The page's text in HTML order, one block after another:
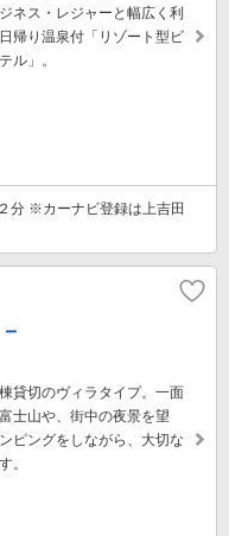
ネス・レジャーと幅広く利
帰り温泉付「リゾート型ビ
ル」。
分 ※カーナビ登録は上吉田
貸切のヴィラタイプ。一面
士山や、街中の夜景を望
ピングをしながら、大切な
。